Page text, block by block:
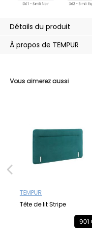
Vous aimerez aussi
TEMPUR
Tête de lit Stripe
901
Détails du produit
À propos de TEMPUR